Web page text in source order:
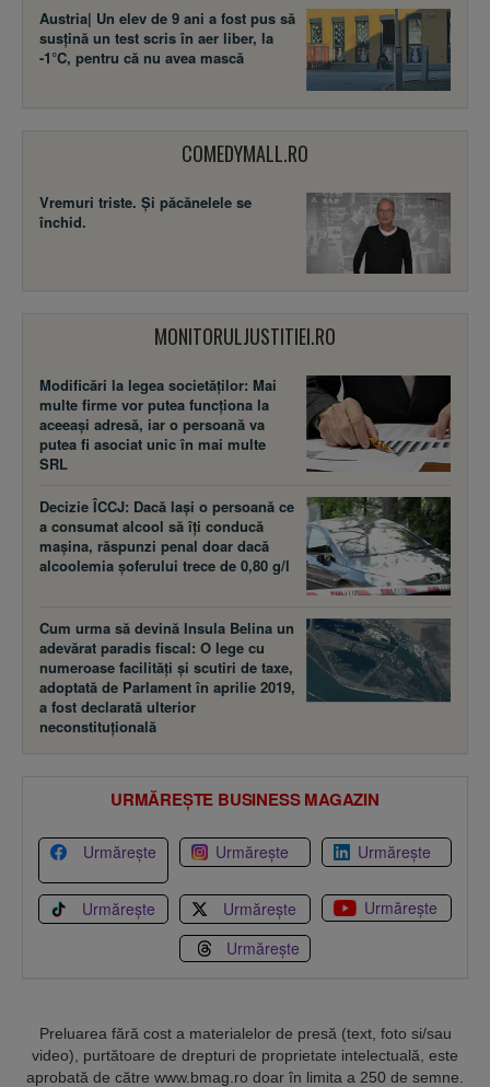
Austria| Un elev de 9 ani a fost pus să
susţină un test scris în aer liber, la
-1°C, pentru că nu avea mască
COMEDYMALL.RO
Vremuri triste. Şi păcănelele se
închid.
MONITORULJUSTITIEI.RO
Modificări la legea societăţilor: Mai
multe firme vor putea funcţiona la
aceeaşi adresă, iar o persoană va
putea fi asociat unic în mai multe
SRL
Decizie ÎCCJ: Dacă laşi o persoană ce
a consumat alcool să îţi conducă
maşina, răspunzi penal doar dacă
alcoolemia şoferului trece de 0,80 g/l
Cum urma să devină Insula Belina un
adevărat paradis fiscal: O lege cu
numeroase facilităţi şi scutiri de taxe,
adoptată de Parlament în aprilie 2019,
a fost declarată ulterior
neconstituţională
URMĂREȘTE BUSINESS MAGAZIN
Urmărește Urmărește Urmărește
Urmărește Urmărește
Urmărește
Urmărește
Preluarea fără cost a materialelor de presă (text, foto si/sau
video), purtătoare de drepturi de proprietate intelectuală, este
aprobată de către www.bmag.ro doar în limita a 250 de semne.